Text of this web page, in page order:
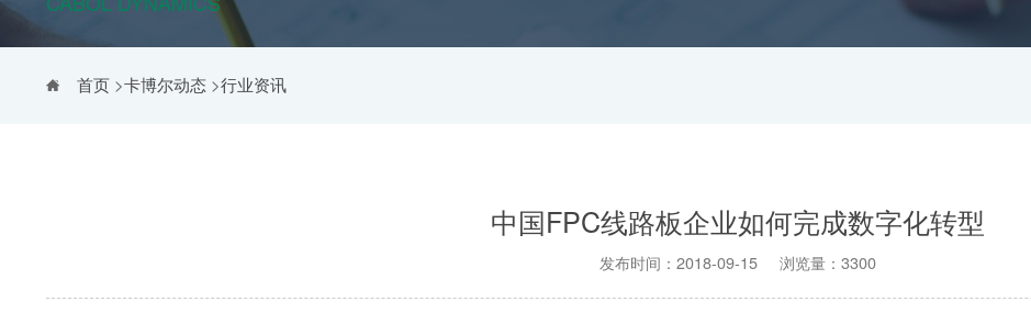
首页>卡博尔动态>行业资讯
中国FPC线路板企业如何完成数字化转型
发布时间：2018-09-15 浏览量：3300